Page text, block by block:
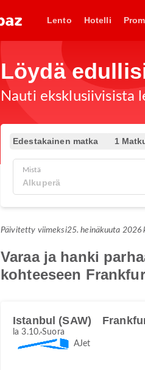
Lento Hotelli
Löydä
Nauti eksklusiivisista
Edestakainen matka 1
Mistä
Päivitetty viimeksi25. heinäkuuta 2026
Varaa ja hanki
kohteeseen
Istanbul (SAW)
la 3.10. Suora
AJet